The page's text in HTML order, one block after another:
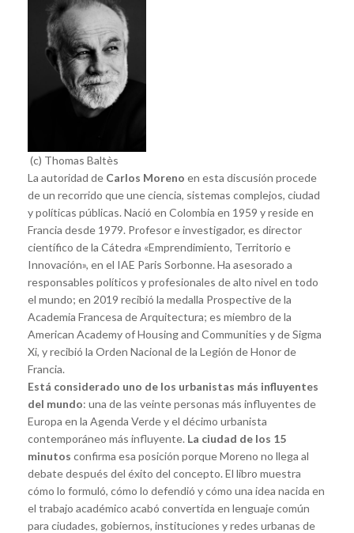
(c) Thomas Baltès
La autoridad de Carlos Moreno en esta discusión procede
de un recorrido que une ciencia, sistemas complejos, ciudad
y políticas públicas. Nació en Colombia en 1959 y reside en
Francia desde 1979. Profesor e investigador, es director
científico de la Cátedra «Emprendimiento, Territorio e
Innovación», en el IAE Paris Sorbonne. Ha asesorado a
responsables políticos y profesionales de alto nivel en todo
el mundo; en 2019 recibió la medalla Prospective de la
Academia Francesa de Arquitectura; es miembro de la
American Academy of Housing and Communities y de Sigma
Xi, y recibió la Orden Nacional de la Legión de Honor de
Francia.
Está considerado uno de los urbanistas más influyentes
del mundo: una de las veinte personas más influyentes de
Europa en la Agenda Verde y el décimo urbanista
contemporáneo más influyente. La ciudad de los 15
minutos confirma esa posición porque Moreno no llega al
debate después del éxito del concepto. El libro muestra
cómo lo formuló, cómo lo defendió y cómo una idea nacida en
el trabajo académico acabó convertida en lenguaje común
para ciudades, gobiernos, instituciones y redes urbanas de